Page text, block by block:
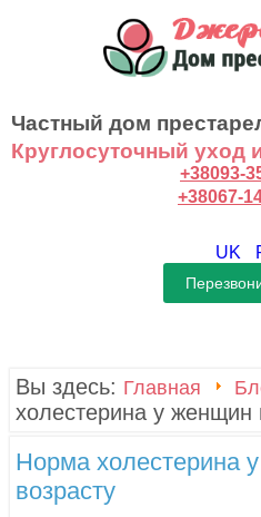
Частный дом
Круглосуточный уход
+38093-
+38067-
UK
Вы здесь: Главная
холестерина у женщин
Норма холестерина
возрасту